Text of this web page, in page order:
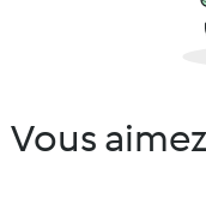
Vous